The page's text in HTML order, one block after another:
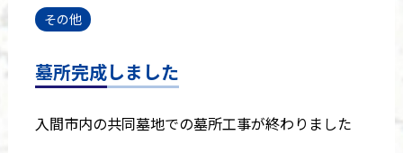
その他
墓所完成しました
入間市内の共同墓地での墓所工事が終わりました